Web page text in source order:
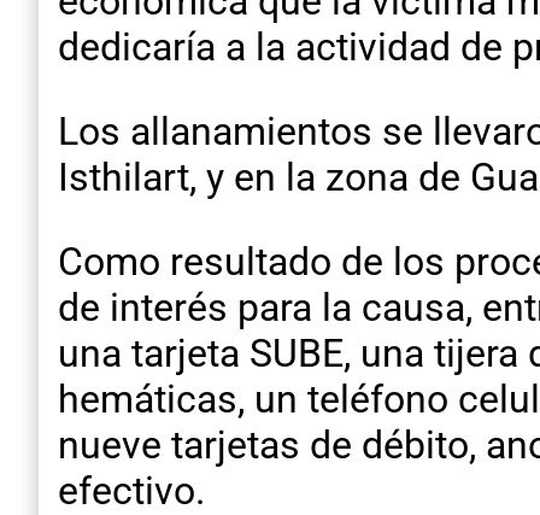
dedicaría a la actividad de
Los allanamientos se
Isthilart, y en la zona de
Como resultado de los
de interés para la causa,
una tarjeta SUBE, una
hemáticas, un teléfono
nueve tarjetas de débito,
efectivo.